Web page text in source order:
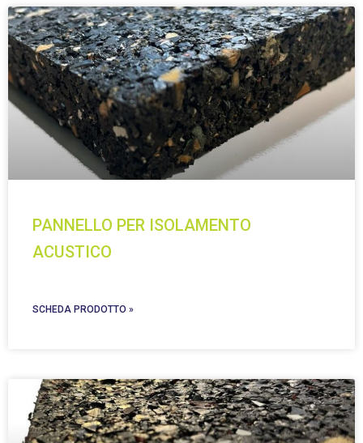
PANNELLO PER ISOLAMENTO
ACUSTICO
SCHEDA PRODOTTO »